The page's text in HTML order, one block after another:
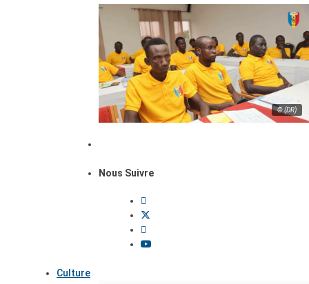
© (DR)
Nous Suivre
Culture